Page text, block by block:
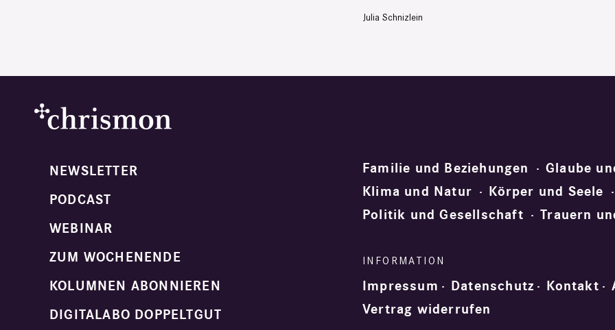
Julia Schnizlein
NEWSLETTER
PODCAST
WEBINAR
ZUM WOCHENENDE
KOLUMNEN ABONNIEREN
DIGITALABO DOPPELTGUT
Familie und Beziehungen
Glaube
Klima und Natur
Körper und Seele
Politik und Gesellschaft
Trauern
Impressum Datenschutz Kontakt
Vertrag widerrufen